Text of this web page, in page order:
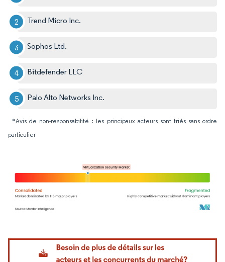
Trend Micro Inc.
Sophos Ltd.
Bitdefender LLC
Palo Alto Networks Inc.
*Avis de non-responsabilité : les principaux acteurs sont triés sans ordre
particulier
Image © Mordor Intelligence. La réutilisation nécessite une attribution sous CC BY